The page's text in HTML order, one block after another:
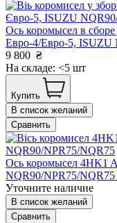
Ось коромысел в
Евро-4/Евро-5, ISUZU
9 800 ₴
На складе: <5 шт
Купить
В список желаний
Сравнить
Ось коромысел 4HK1
NQR90/NPR75/NQR75
Уточните наличие
В список желаний
Сравнить